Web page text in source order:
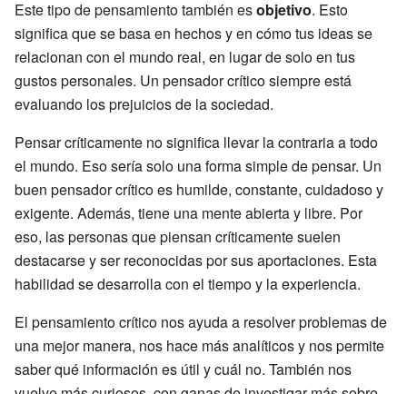
Este tipo de pensamiento también esobjetivo. Esto
significa que se basa en hechos y en cómo tus ideas se
relacionan con el mundo real, en lugar de solo en tus
gustos personales. Un pensador crítico siempre está
evaluando los prejuicios de la sociedad.
Pensar críticamente no significa llevar la contraria a todo
el mundo. Eso sería solo una forma simple de pensar. Un
buen pensador crítico es humilde, constante, cuidadoso y
exigente. Además, tiene una mente abierta y libre. Por
eso, las personas que piensan críticamente suelen
destacarse y ser reconocidas por sus aportaciones. Esta
habilidad se desarrolla con el tiempo y la experiencia.
El pensamiento crítico nos ayuda a resolver problemas de
una mejor manera, nos hace más analíticos y nos permite
saber qué información es útil y cuál no. También nos